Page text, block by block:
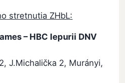
stretnutia ZHbL:
– HBC Iepurii DNV
J.Michalička 2, Murányi,